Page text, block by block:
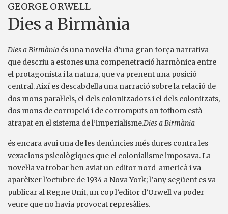
GEORGE ORWELL
Dies a Birmània
Dies a Birmània és una novel·la d’una gran força narrativa
que descriu a estones una compenetració harmònica entre
el protagonista i la natura, que va prenent una posició
central. Així es descabdella una narració sobre la relació de
dos mons paral·lels, el dels colonitzadors i el dels colonitzats,
dos mons de corrupció i de corromputs on tothom està
atrapat en el sistema de l’imperialisme.Dies a Birmània
és encara avui una de les denúncies més dures contra les
vexacions psicològiques que el colonialisme imposava. La
novel·la va trobar ben aviat un editor nord-americà i va
aparèixer l’octubre de 1934 a Nova York; l’any següent es va
publicar al Regne Unit, un cop l’editor d’Orwell va poder
veure que no havia provocat represàlies.